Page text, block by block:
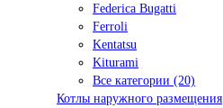
Federica Bugatti
Ferroli
Kentatsu
Kiturami
Все категории (20)
Котлы наружного размещения